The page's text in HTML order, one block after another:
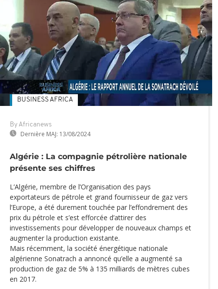
By Africanews
Dernière MAJ: 13/08/2024
BUSINESS AFRICA
Algérie : La compagnie pétrolière nationale
présente ses chiffres
L’Algérie, membre de l’Organisation des pays
exportateurs de pétrole et grand fournisseur de gaz vers
l’Europe, a été durement touchée par l’effondrement des
prix du pétrole et s’est efforcée d’attirer des
investissements pour développer de nouveaux champs et
augmenter la production existante.
Mais récemment, la société énergétique nationale
algérienne Sonatrach a annoncé qu’elle a augmenté sa
production de gaz de 5% à 135 milliards de mètres cubes
en 2017.